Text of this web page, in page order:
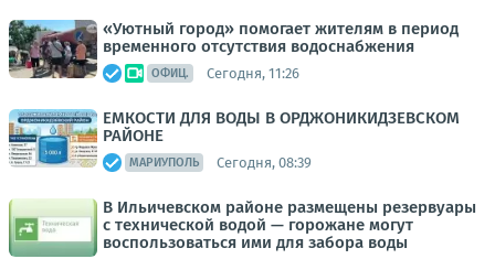
«Уютный город» помогает жителям в период
временного отсутствия водоснабжения
ОФИЦ. Сегодня, 11:26
ЕМКОСТИ ДЛЯ ВОДЫ В ОРДЖОНИКИДЗЕВСКОМ
РАЙОНЕ
МАРИУПОЛЬ Сегодня, 08:39
В Ильичевском районе размещены резервуары
с технической водой — горожане могут
воспользоваться ими для забора воды